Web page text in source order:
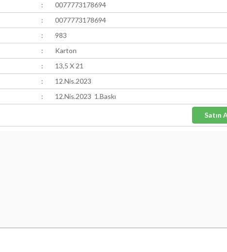
:
0077773178694
:
0077773178694
:
983
:
Karton
:
13,5 X 21
:
12.Nis.2023
: 12.Nis.2023 1.Baskı